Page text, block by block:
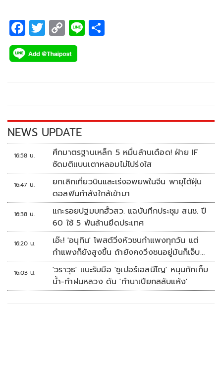
F
ac
e
k
T
wi
tt
C
o
p
k
Li
NEWS UPDATE
16:58 น.
ศึกมาตรฐานเหล็ก 5 หมื่นล้านเดือด! ฝ่าย IF
ซัดมติแบนเตาหลอมไม่โปร่งใส
16:47 น.
ยกเลิกเที่ยวบินและเร่งอพยพในจีน พายุไต้ฝุ่น
ดอลฟินกำลังใกล้เข้ามา
16:38 น.
แกะรอยปฐมบทฮั้วสว. แฉบันทึกประชุม สนช. ปี
60 ใช้ 5 พันล้านยึดประเทศ
16:20 น.
เอ๊ะ! 'อนุทิน' โพสต์วิ่งหัวชนกำแพงทุกวัน แต่
กำแพงก็ยังสูงขึ้น ถ้ายังคงวิ่งชนอยู่มันก็เจ็บ
หัวอีก
16:03 น.
'วราวุธ' แนะรับมือ 'ซูเปอร์เอลนีโญ' หนุนกักเก็บ
น้ำ-ทำฝนหลวง ดัน 'ทำนาเปียกสลับแห้ง'